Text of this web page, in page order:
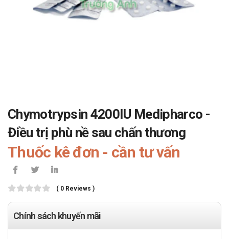
Chymotrypsin 4200IU Medipharco -
Điều trị phù nề sau chấn thương
Thuốc kê đơn - cần tư vấn
( 0 Reviews )
Chính sách khuyến mãi